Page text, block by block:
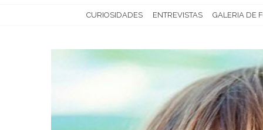
CURIOSIDADES ENTREVISTAS GALERIA DE